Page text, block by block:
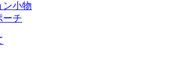
ン小物
ーチ